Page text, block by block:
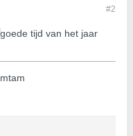
#2
goede tijd van het jaar